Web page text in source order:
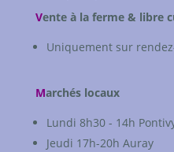
Vente à la ferme & libre
Uniquement sur
Marchés locaux
Lundi 8h30 - 14h
Jeudi 17h-20h Auray